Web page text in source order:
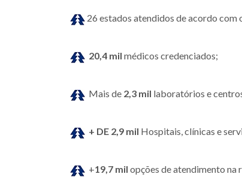
26 estados atendidos de acordo com
20,4 mil médicos credenciados;
Mais de 2,3 mil laboratórios e
+ DE 2,9 mil Hospitais, clínicas e
+19,7 mil opções de atendimento